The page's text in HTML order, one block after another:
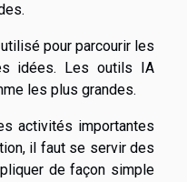
pour parcourir les
idées. Les outils IA
les plus grandes.
activités importantes
il faut se servir des
de façon simple